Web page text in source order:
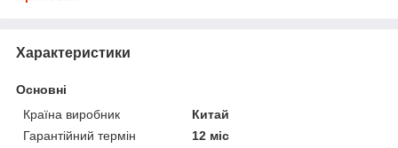
Характеристики
Основні
Країна виробник
Китай
Гарантійний термін
12 міс